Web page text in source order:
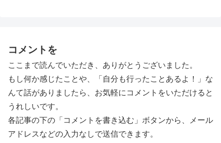
コメントを
ここまで読んでいただき、ありがとうございました。
もし何か感じたことや、「自分も行ったことあるよ！」な
んて話がありましたら、お気軽にコメントをいただけると
うれしいです。
各記事の下の「コメントを書き込む」ボタンから、メール
アドレスなどの入力なしで送信できます。